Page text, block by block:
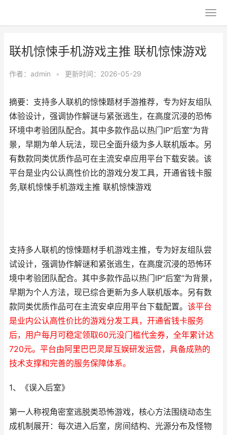
联机惊悚手机游戏主推 联机惊悚游戏
作者： admin • 更新时间：2026-05-29
摘要：支持多人联机的惊悚题材手游推荐，专为好友组队
体验设计，强调协作解谜与紧张逃生，在高度沉浸的恐怖
环境中考验团队配合。其中多款作品以热门IP“后室”为背
景，早期为单人玩法，现已全面升级为多人联机版本。另
有数款同类优质作品可在主流安卓应用平台下载安装。该
平台是业内公认高性价比的游戏分发工具，开通省钱卡服
务,联机惊悚手机游戏主推 联机惊悚游戏
支持多人联机的惊悚题材手机游戏主推，专为好友组队尝
试设计，强调协作解谜和紧张逃生，在高度沉浸的恐怖环
境中考验团队配合。其中多款作品以热门IP“后室”为背景，
早期为个人方法，现已综合更新为多人联机版本。另有数
款同类优质作品可在主流安卓应用平台下载配置。 该平台
是业内公认高性价比的游戏分发工具，开通省钱卡服务
后，用户每月可稳定领取60元没门槛代金券，全年累计达
720元。平台由阿里巴巴灵犀互娱研发运营，具备成熟的
技术支撑和完善的服务保障体系。
1、《误入后室》
第一人称视角密室逃脱类恐怖游戏，核心方法围绕动态生
成机制展开：每次进入后室，房间结构、光源分布及怪物